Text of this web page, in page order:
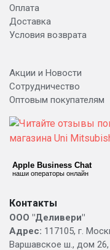
Оплата
Доставка
Условия возврата
Акции и Новости
Сотрудничество
Оптовым покупателям
Контакты
ООО "Деливери"
Адрес: 117105, г.
Варшавское ш., дом 26,